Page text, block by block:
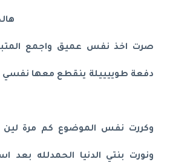
صرت اخذ نفس عميق واجمع
دفعة طوييييلة ينقطع معها
ونورت بنتي الدنيا الحمدلله بعد